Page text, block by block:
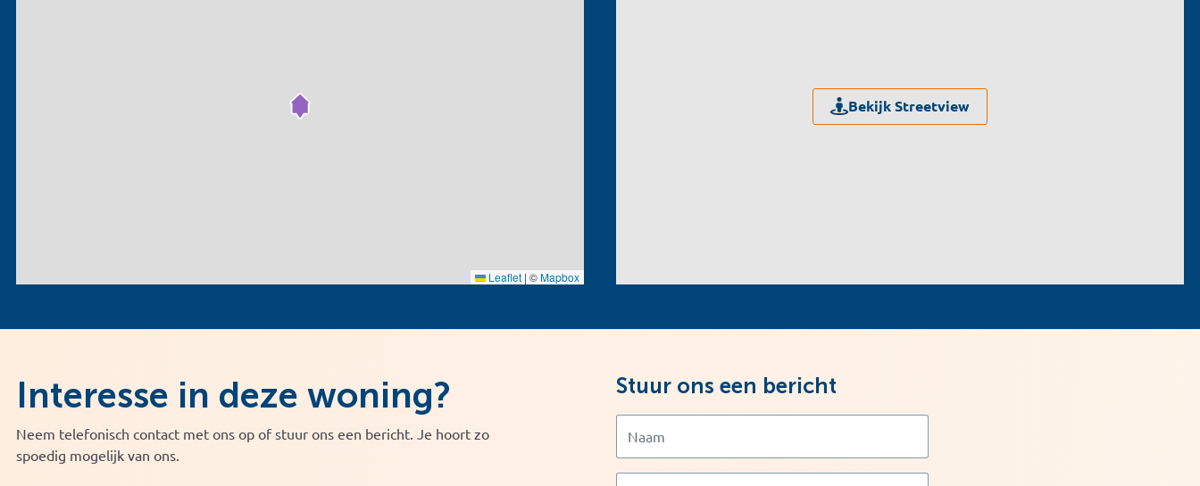
Leaflet | ©Mapbox
Bekijk Streetview
Interesse in deze woning?
Neem telefonisch contact met ons op of stuur ons een bericht. Je hoort zo
spoedig mogelijk van ons.
Stuur ons een bericht